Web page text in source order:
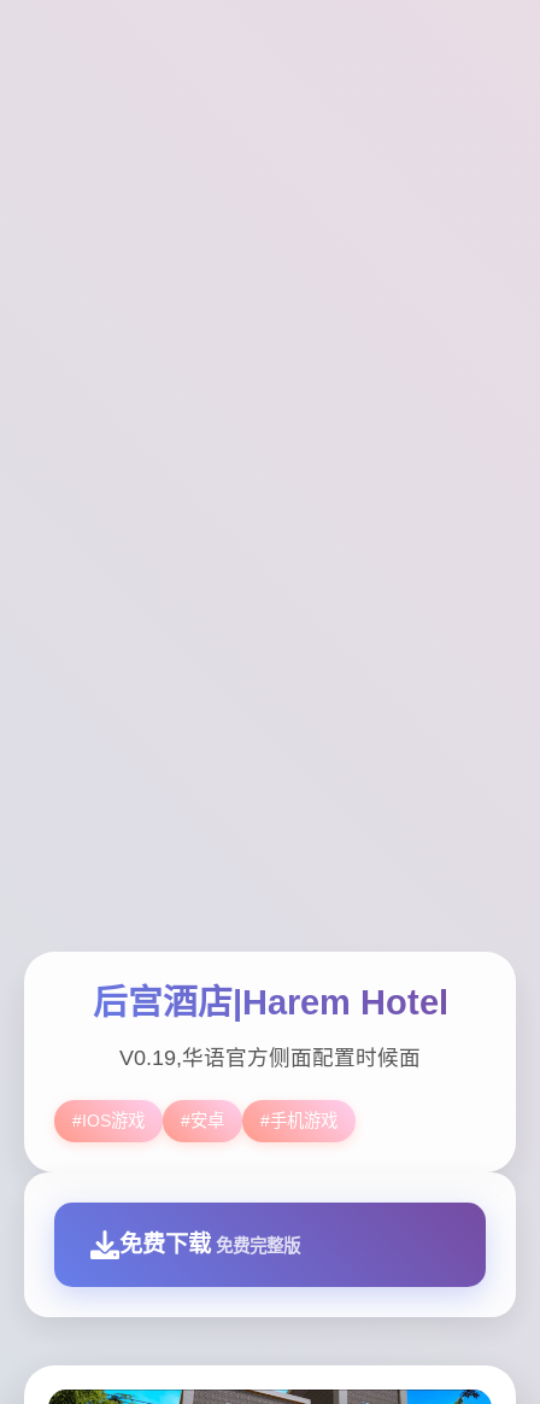
后宫酒店|Harem Hotel
V0.19,华语官方侧面配置时候面
#IOS游戏 #安卓 #手机游戏
免费下载 免费完整版